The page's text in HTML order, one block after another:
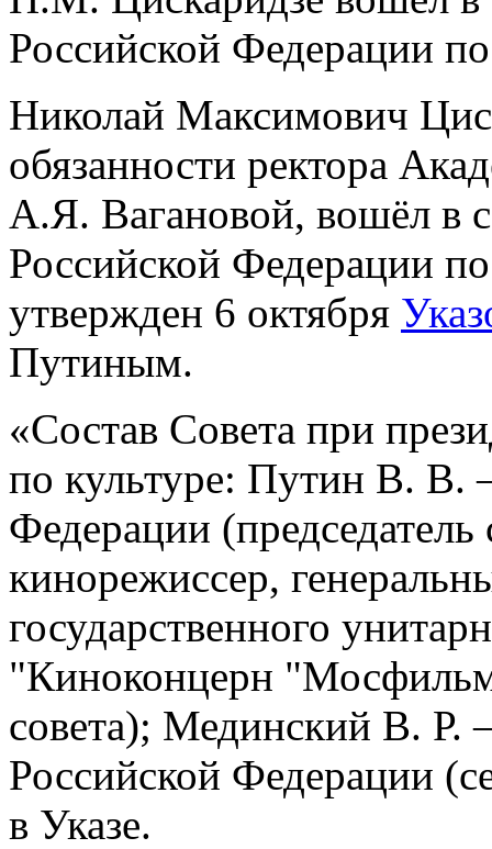
Российской Федерации по
Николай Максимович
обязанности ректора
А.Я. Вагановой, вошёл в
Российской Федерации
утвержден 6 октября
Путиным.
«Состав Совета при
по культуре: Путин В. В.
Федерации
кинорежиссер,
государственного
"Киноконцерн
совета); Мединский В.
Российской Федерации
в Указе.